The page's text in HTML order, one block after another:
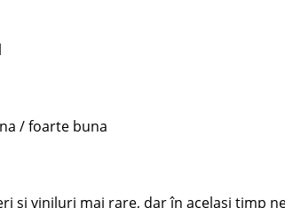
/ foarte buna